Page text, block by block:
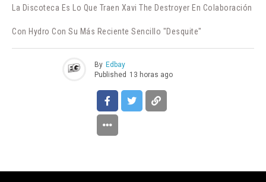
La Discoteca Es Lo Que Traen Xavi The Destroyer En Colaboración
Con Hydro Con Su Más Reciente Sencillo "Desquite"
By Edbay
Published 13 horas ago